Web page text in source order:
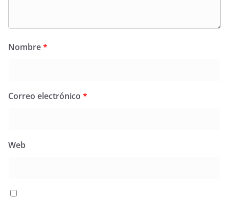
Nombre*
Correo electrónico *
Web